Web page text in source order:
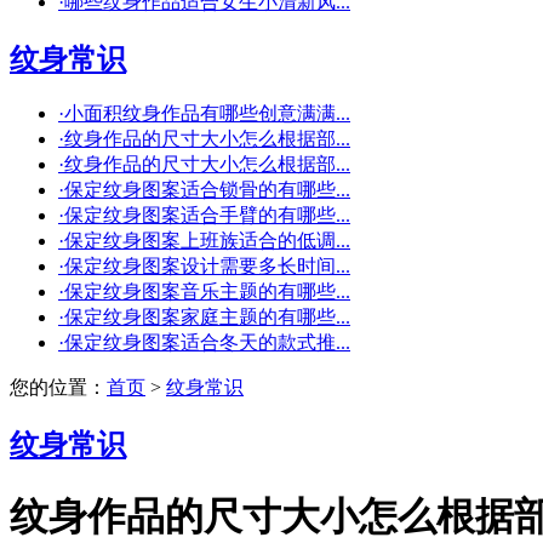
纹身常识
·小面积纹身作品有哪些创意满满...
·纹身作品的尺寸大小怎么根据部...
·纹身作品的尺寸大小怎么根据部...
·保定纹身图案适合锁骨的有哪些...
·保定纹身图案适合手臂的有哪些...
·保定纹身图案上班族适合的低调...
·保定纹身图案设计需要多长时间...
·保定纹身图案音乐主题的有哪些...
·保定纹身图案家庭主题的有哪些...
·保定纹身图案适合冬天的款式推...
您的位置： 首页 > 纹身常识
纹身常识
纹身作品的尺寸大小怎么根据